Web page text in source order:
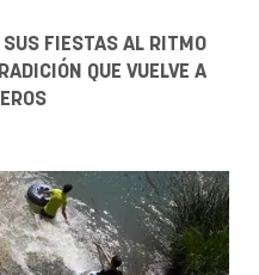
FIESTAS AL RITMO
QUE VUELVE A